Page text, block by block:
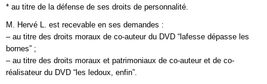
* au titre de la défense de ses droits de personnalité.
M. Hervé L. est recevable en ses demandes :
– au titre des droits moraux de co-auteur du DVD “lafesse dépasse les
bornes” ;
– au titre des droits moraux et patrimoniaux de co-auteur et de co-
réalisateur du DVD “les ledoux, enfin”.